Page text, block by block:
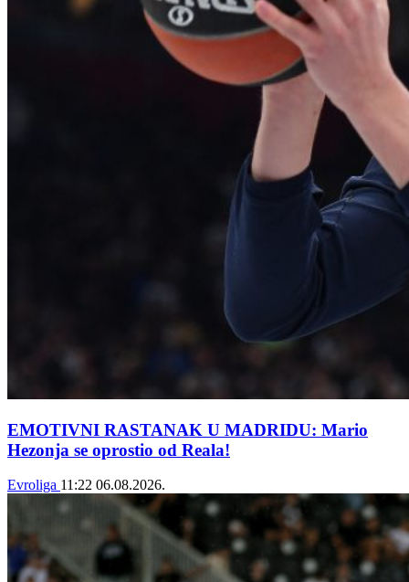
EMOTIVNI RASTANAK U MADRIDU: Mario
Hezonja se oprostio od Reala!
Evroliga 11:22 06.08.2026.